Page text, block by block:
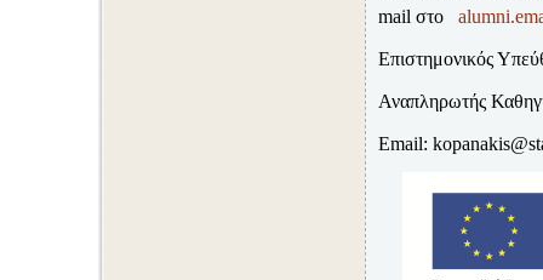
mail στο alumni
Επιστημονικός
Αναπληρωτής
Email: